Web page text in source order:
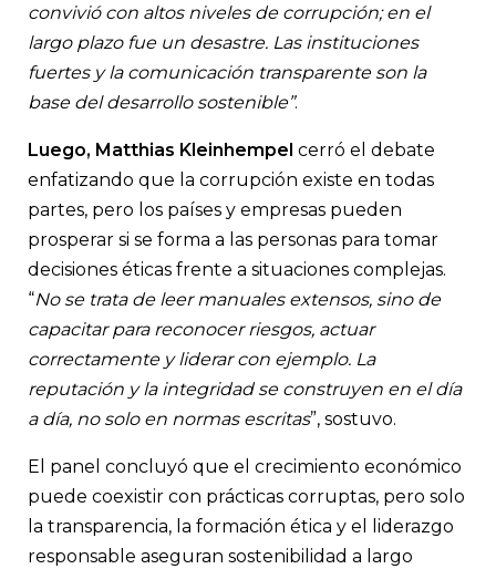
convivió con altos niveles de corrupción; en el
largo plazo fue un desastre. Las instituciones
fuertes y la comunicación transparente son la
base del desarrollo sostenible”.
Luego, Matthias Kleinhempel cerró el debate
enfatizando que la corrupción existe en todas
partes, pero los países y empresas pueden
prosperar si se forma a las personas para tomar
decisiones éticas frente a situaciones complejas.
“No se trata de leer manuales extensos, sino de
capacitar para reconocer riesgos, actuar
correctamente y liderar con ejemplo. La
reputación y la integridad se construyen en el día
a día, no solo en normas escritas”, sostuvo.
El panel concluyó que el crecimiento económico
puede coexistir con prácticas corruptas, pero solo
la transparencia, la formación ética y el liderazgo
responsable aseguran sostenibilidad a largo